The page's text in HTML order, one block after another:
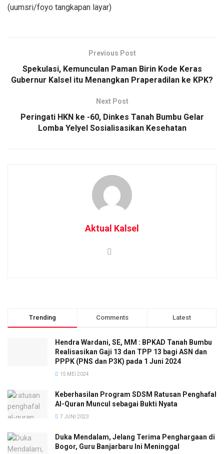
(uumsri/foyo tangkapan layar)
Previous Post
Spekulasi, Kemunculan Paman Birin Kode Keras
Gubernur Kalsel itu Menangkan Praperadilan ke KPK?
Next Post
Peringati HKN ke -60, Dinkes Tanah Bumbu Gelar
Lomba Yelyel Sosialisasikan Kesehatan
Aktual Kalsel
Trending Comments Latest
Hendra Wardani, SE, MM : BPKAD Tanah Bumbu
Realisasikan Gaji 13 dan TPP 13 bagi ASN dan
PPPK (PNS dan P3K) pada 1 Juni 2024
15 MEI 2024
Keberhasilan Program SDSM Ratusan Penghafal
Al-Quran Muncul sebagai Bukti Nyata
7 JUNI 2023
Duka Mendalam, Jelang Terima Penghargaan di
Bogor, Guru Banjarbaru Ini Meninggal